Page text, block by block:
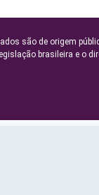
são de origem
brasileira e o